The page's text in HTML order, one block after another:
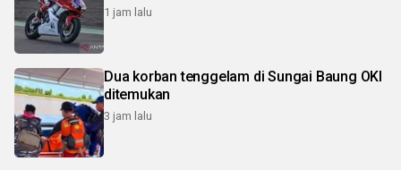
1 jam lalu
Dua korban tenggelam di Sungai Baung OKI
ditemukan
3 jam lalu